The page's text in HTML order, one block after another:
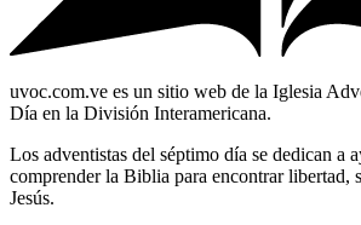
uvoc.com.ve es un sitio web de la Iglesia
Día en la División Interamericana.
Los adventistas del séptimo día se dedican a
comprender la Biblia para encontrar libertad,
Jesús.